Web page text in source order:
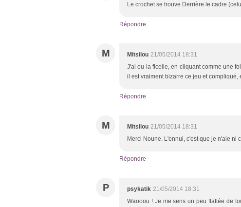
Le crochet se trouve Derrière le cadre
Répondre
M Mitsilou 21/05/2014 18:31
J'ai eu la ficelle, en cliquant comme une
il est vraiment bizarre ce jeu et compliqué,
Répondre
M Mitsilou 21/05/2014 18:31
Merci Noune. L'ennui, c'est que je n'aie ni
Répondre
P psykatik 21/05/2014 18:31
Waooou ! Je me sens un peu flattée de